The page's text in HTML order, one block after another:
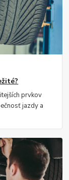
prvkov
jazdy a